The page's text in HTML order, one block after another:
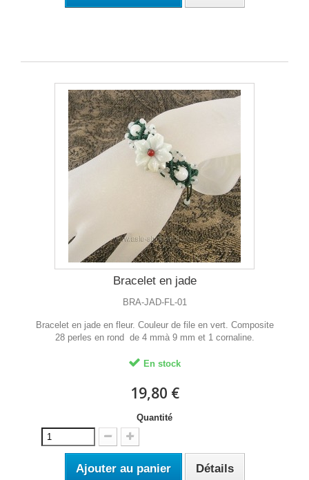
Bracelet en jade
BRA-JAD-FL-01
Bracelet en jade en fleur. Couleur de file en vert. Composite
28 perles en rond de 4 mmà 9 mm et 1 cornaline.
En stock
19,80 €
Quantité
Ajouter au panier Détails